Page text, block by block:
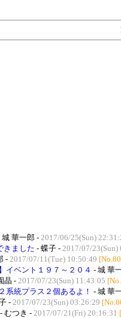
城 華一郎 - 2017/06/25(Sun)
きました - 蝶子 - 2017/07/23(Sun)
- 2017/07/11(Tue) 10:50:49
イベント１９７～２０４ - 城 華
晶 - 2017/07/23(Sun) 11:43:05
系統プラス２個あるよ！ - 城 華
- 2017/07/23(Sun) 03:26:29
- むつき - 2017/07/21(Fri) 20:16:31